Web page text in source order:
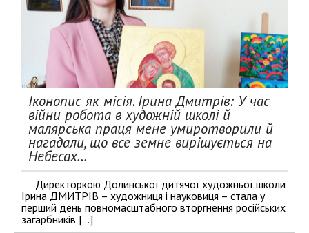
Іконопис як місія. Ірина Дмитрів: У час
війни робота в художній школі й
малярська праця мене умиротворили й
нагадали, що все земне вирішується на
Небесах…
Директоркою Долинської дитячої художньої школи
Ірина ДМИТРІВ – художниця і науковиця – стала у
перший день повномасштабного вторгнення російських
загарбників […]